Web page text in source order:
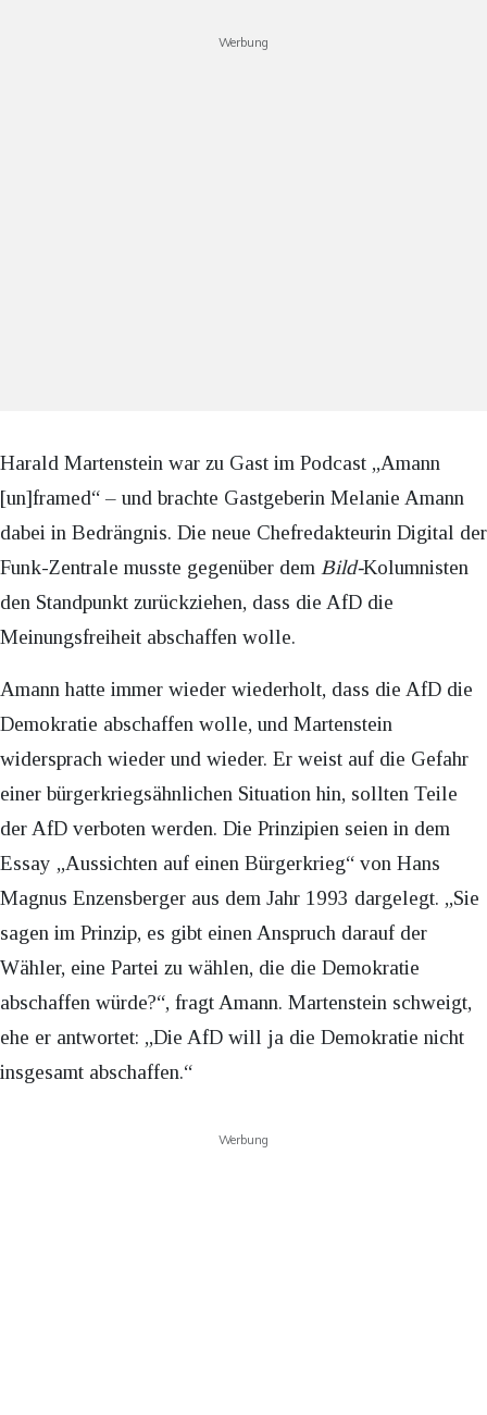
Werbung
Harald Martenstein war zu Gast im Podcast „Amann
[un]framed“ – und brachte Gastgeberin Melanie Amann
dabei in Bedrängnis. Die neue Chefredakteurin Digital der
Funk-Zentrale musste gegenüber dem Bild-Kolumnisten
den Standpunkt zurückziehen, dass die AfD die
Meinungsfreiheit abschaffen wolle.
Amann hatte immer wieder wiederholt, dass die AfD die
Demokratie abschaffen wolle, und Martenstein
widersprach wieder und wieder. Er weist auf die Gefahr
einer bürgerkriegsähnlichen Situation hin, sollten Teile
der AfD verboten werden. Die Prinzipien seien in dem
Essay „Aussichten auf einen Bürgerkrieg“ von Hans
Magnus Enzensberger aus dem Jahr 1993 dargelegt. „Sie
sagen im Prinzip, es gibt einen Anspruch darauf der
Wähler, eine Partei zu wählen, die die Demokratie
abschaffen würde?“, fragt Amann. Martenstein schweigt,
ehe er antwortet: „Die AfD will ja die Demokratie nicht
insgesamt abschaffen.“
Werbung